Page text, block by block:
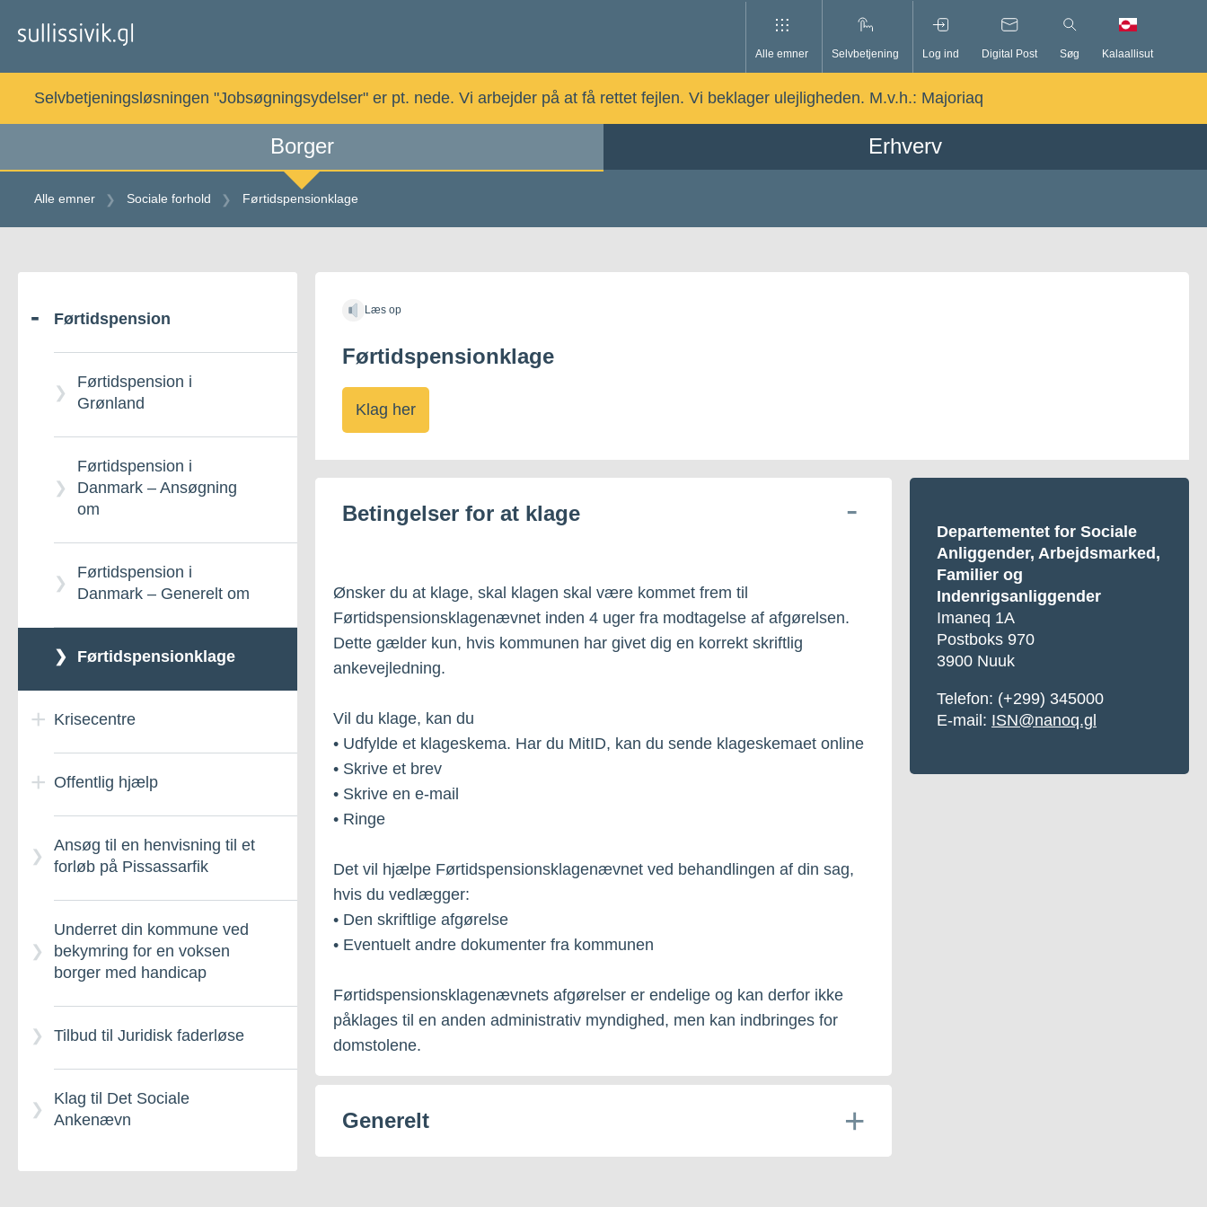
Alle emner Selvbetjening Log ind Digital Post Søg Kalaallisut
Selvbetjeningsløsningen "Jobsøgningsydelser" er pt. nede. Vi arbejder på at få rettet fejlen. Vi beklager ulejligheden. M.v.h.: Majoriaq
Borger Erhverv
Alle emner Sociale forhold Førtidspensionklage
indholdetFørtidspension
Førtidspension i
Grønland
Førtidspension i
Danmark – Ansøgning
om
Førtidspension i
Danmark – Generelt om
Førtidspensionklage
Krisecentre
Alliaq - tilbud til borgere
Familiecentre
Illernit – Generelt om
anmeldelse
Offentlig hjælp
Takstbestemt hjælp
Oplysningspligt m.m.
Sådan klager du
Offentlig hjælp
Ansøg til en henvisning til et
forløb på Pissassarfik
Underret din kommune ved
bekymring for en voksen
borger med handicap
Tilbud til Juridisk faderløse
Klag til Det Sociale
Ankenævn
Læs op
Førtidspensionklage
Klag her
Betingelser for at klage
Ønsker du at klage, skal klagen skal være kommet frem til
Førtidspensionsklagenævnet inden 4 uger fra modtagelse af afgørelsen.
Dette gælder kun, hvis kommunen har givet dig en korrekt skriftlig
ankevejledning.
Vil du klage, kan du
• Udfylde et klageskema. Har du MitID, kan du sende klageskemaet online
• Skrive et brev
• Skrive en e-mail
• Ringe
Det vil hjælpe Førtidspensionsklagenævnet ved behandlingen af din sag,
hvis du vedlægger:
• Den skriftlige afgørelse
• Eventuelt andre dokumenter fra kommunen
Førtidspensionsklagenævnets afgørelser er endelige og kan derfor ikke
påklages til en anden administrativ myndighed, men kan indbringes for
domstolene.
Generelt
Departementet for Sociale
Anliggender, Arbejdsmarked,
Familier og
Indenrigsanliggender
Imaneq 1A
Postboks 970
3900 Nuuk
Telefon: (+299) 345000
E-mail: ISN@nanoq.gl